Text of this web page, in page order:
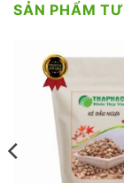
SẢN PHẨM